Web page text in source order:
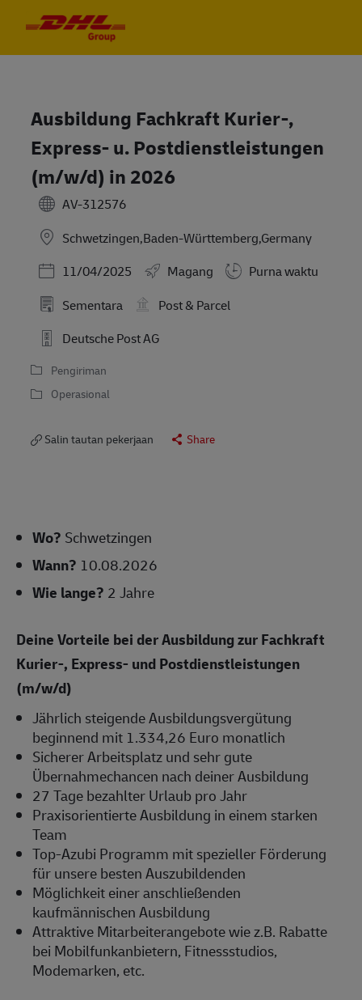
Ausbildung Fachkraft Kurier-,
Express- u. Postdienstleistungen
(m/w/d) in 2026
AV-312576
Schwetzingen,Baden-Württemberg,Germany
Posted Date
11/04/2025 Magang
Purna waktu
Sementara
Post & Parcel
Deutsche Post AG
Pengiriman
Operasional
Salin tautan pekerjaan Share
Wo? Schwetzingen
Wann? 10.08.2026
Wie lange? 2 Jahre
Deine Vorteile bei der Ausbildung zur Fachkraft
Kurier-, Express- und Postdienstleistungen
(m/w/d)
Jährlich steigende Ausbildungsvergütung
beginnend mit 1.334,26 Euro monatlich
Sicherer Arbeitsplatz und sehr gute
Übernahmechancen nach deiner Ausbildung
27 Tage bezahlter Urlaub pro Jahr
Praxisorientierte Ausbildung in einem starken
Team
Top-Azubi Programm mit spezieller Förderung
für unsere besten Auszubildenden
Möglichkeit einer anschließenden
kaufmännischen Ausbildung
Attraktive Mitarbeiterangebote wie z.B. Rabatte
bei Mobilfunkanbietern, Fitnessstudios,
Modemarken, etc.